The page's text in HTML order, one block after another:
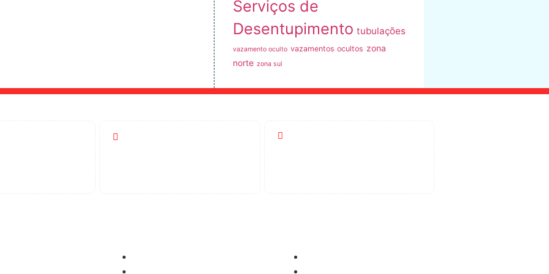
Serviços de
Desentupimento tubulações
vazamento oculto vazamentos ocultos zona
norte zona sul